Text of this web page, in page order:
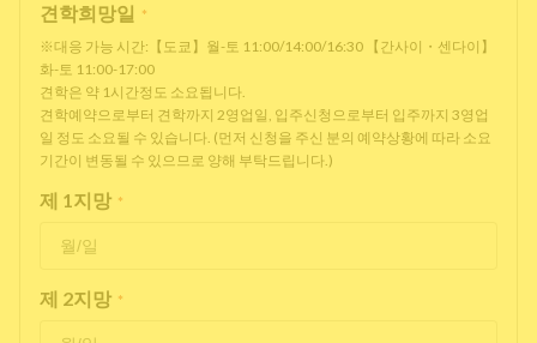
견학희망일 *
※대응 가능 시간:【도쿄】월-토 11:00/14:00/16:30 【간사이・센다이】
화-토 11:00-17:00
견학은 약 1시간정도 소요됩니다.
견학예약으로부터 견학까지 2영업일, 입주신청으로부터 입주까지 3영업
일 정도 소요될 수 있습니다. (먼저 신청을 주신 분의 예약상황에 따라 소요
기간이 변동될 수 있으므로 양해 부탁드립니다.)
제 1지망 *
제 2지망 *